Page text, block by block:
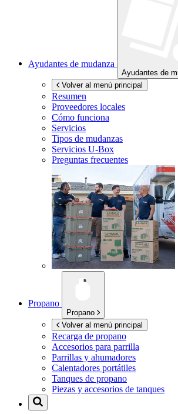
Ayudantes de mudanza
Ayudantes de
Volver al menú principal
Resumen
Proveedores locales
Cómo funciona
Servicios
Tipos de mudanzas
Servicios U-Box
Preguntas frecuentes
Propano
Propano
Volver al menú principal
Recarga de propano
Accesorios para parrilla
Parrillas y ahumadores
Calentadores portátiles
Tanques de propano
Piezas y accesorios de tanques